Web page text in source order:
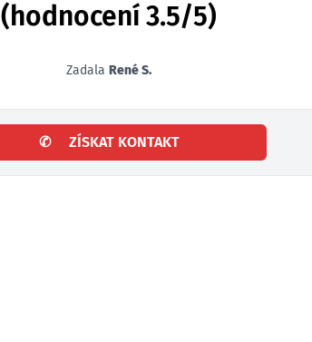
(hodnocení 3.5/5)
Zadala René S.
✆ ZÍSKAT KONTAKT